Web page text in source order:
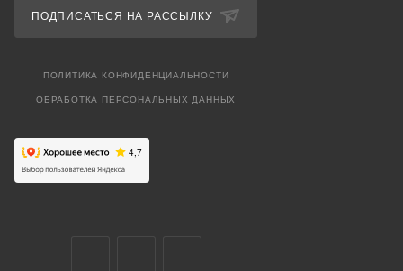
ПОДПИСАТЬСЯ НА РАССЫЛКУ
ПОЛИТИКА КОНФИДЕНЦИАЛЬНОСТИ
ОБРАБОТКА ПЕРСОНАЛЬНЫХ ДАННЫХ